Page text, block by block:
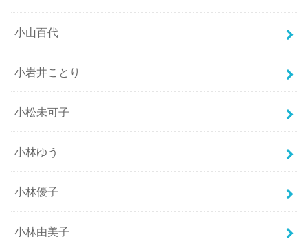
小山百代
小岩井ことり
小松未可子
小林ゆう
小林優子
小林由美子